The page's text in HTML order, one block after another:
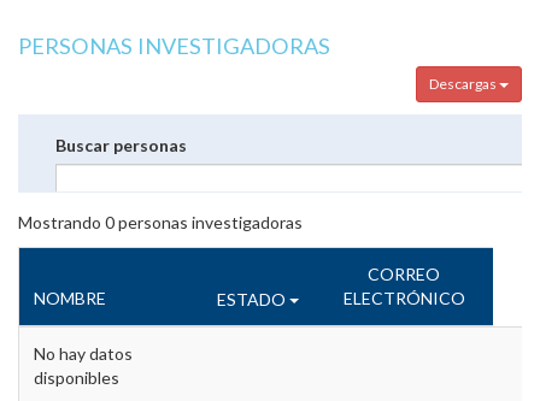
PERSONAS INVESTIGADORAS
Descargas
Buscar personas
Mostrando 0personas investigadoras
NOMBRE ESTADO
CORREO
ELECTRÓNICO
No hay datos
disponibles